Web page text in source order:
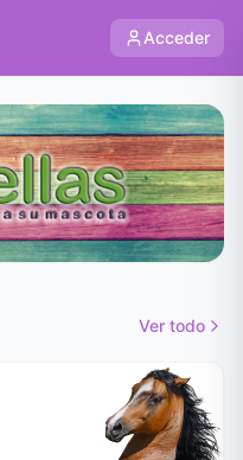
Acceder
Ver todo